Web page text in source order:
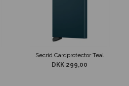
Secrid Cardprotector Teal
DKK 299,00